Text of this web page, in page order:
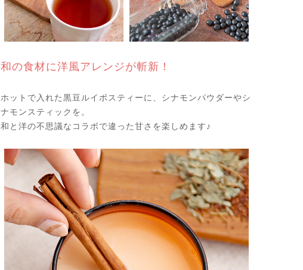
和の食材に洋風アレンジが斬新！
ホットで入れた黒豆ルイボスティーに、シナモンパウダーやシ
ナモンスティックを。
和と洋の不思議なコラボで違った甘さを楽しめます♪